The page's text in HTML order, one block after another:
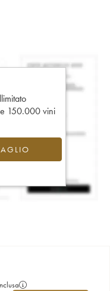
150.000 vini